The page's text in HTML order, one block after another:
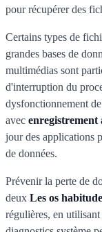
pour récupérer des
Certains types de
grandes bases de
multimédias sont
d'interruption du
dysfonctionnement
avec enregistrement
jour des applications
de données.
Prévenir la perte de
deux Les os
régulières, en